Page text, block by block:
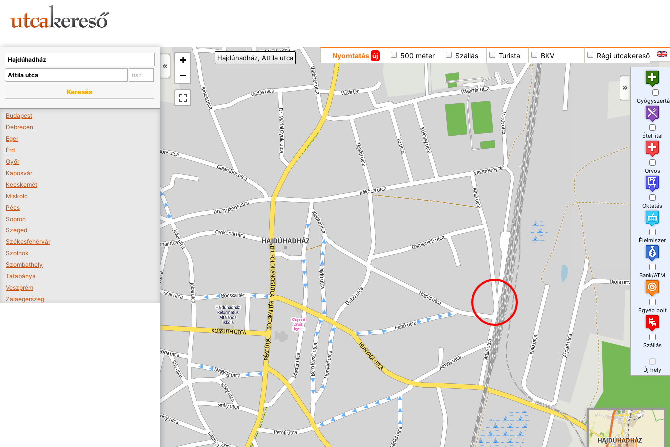
+
−
Nyomtatás új 500 méter Szállás Turista BKV Régi utcakereső
Hajdúhadház, Attila utca
Keresés
Budapest
Debrecen
Eger
Érd
Győr
Kaposvár
Kecskemét
Miskolc
Pécs
Sopron
Szeged
Székesfehérvár
Szolnok
Szombathely
Tatabánya
Veszprém
Zalaegerszeg
Étel-ital
Orvos
Oktatás
Élelmiszer
Bank/ATM
Egyéb bolt
Szállás
Új hely
A térképet kicsinyíteni kell, hogy látszódjanak a boltok.
Boltok látszódjanak >>